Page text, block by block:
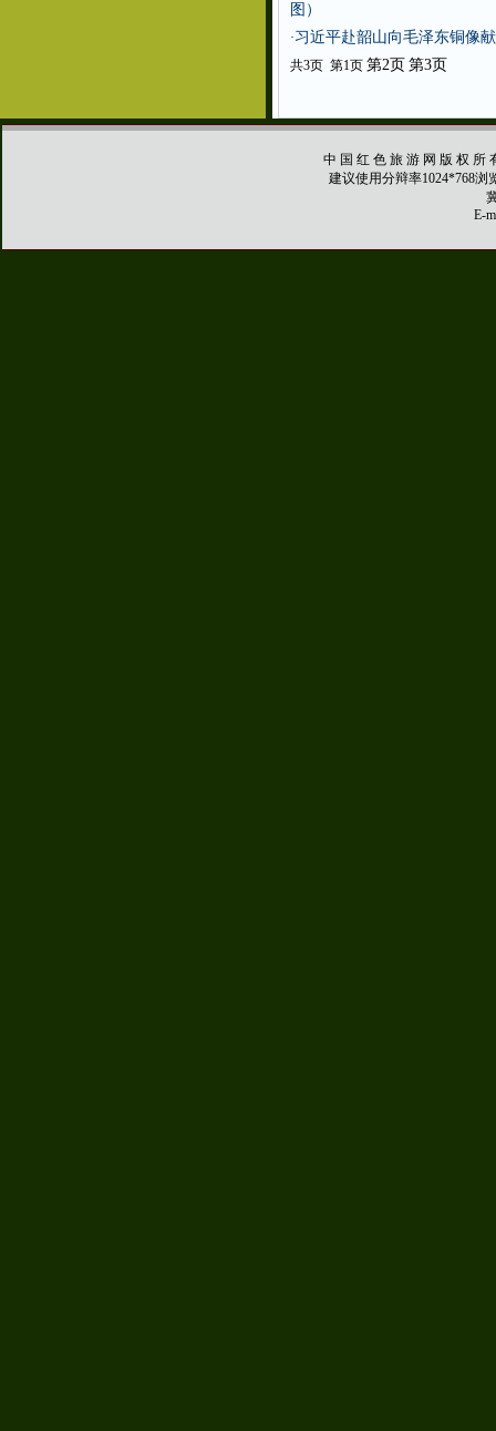
图）
·习近平赴韶山向毛泽东铜像
共3页 第1页 第2页 第3页
中 国 红 色 旅 游 网 版 权 所
建议使用分辩率1024*768浏
E-